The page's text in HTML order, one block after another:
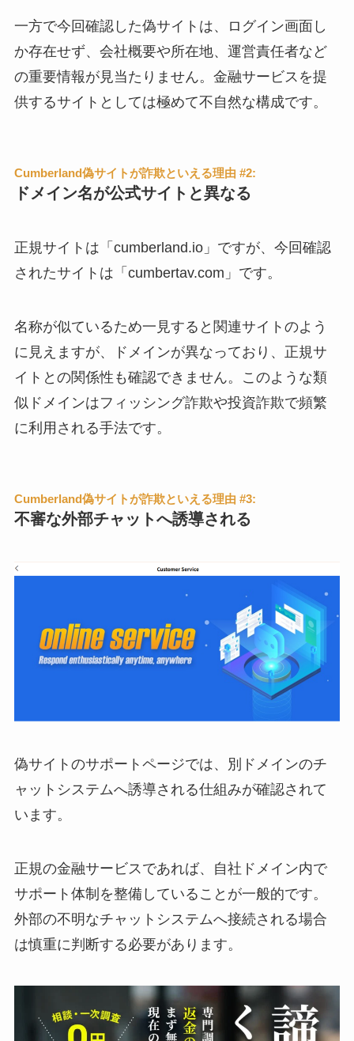
一方で今回確認した偽サイトは、ログイン画面し
か存在せず、会社概要や所在地、運営責任者など
の重要情報が見当たりません。金融サービスを提
供するサイトとしては極めて不自然な構成です。
Cumberland偽サイトが詐欺といえる理由 #2:
ドメイン名が公式サイトと異なる
正規サイトは「cumberland.io」ですが、今回確認
されたサイトは「cumbertav.com」です。
名称が似ているため一見すると関連サイトのよう
に見えますが、ドメインが異なっており、正規サ
イトとの関係性も確認できません。このような類
似ドメインはフィッシング詐欺や投資詐欺で頻繁
に利用される手法です。
Cumberland偽サイトが詐欺といえる理由 #3:
不審な外部チャットへ誘導される
偽サイトのサポートページでは、別ドメインのチ
ャットシステムへ誘導される仕組みが確認されて
います。
正規の金融サービスであれば、自社ドメイン内で
サポート体制を整備していることが一般的です。
外部の不明なチャットシステムへ接続される場合
は慎重に判断する必要があります。